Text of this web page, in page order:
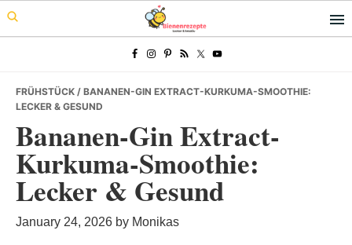
Skip
to
Skip
to
Skip
to
FRÜHSTÜCK / BANANEN-GIN EXTRACT-KURKUMA-SMOOTHIE:
LECKER & GESUND
Bananen-Gin Extract-
Kurkuma-Smoothie:
Lecker & Gesund
January 24, 2026 by Monikas